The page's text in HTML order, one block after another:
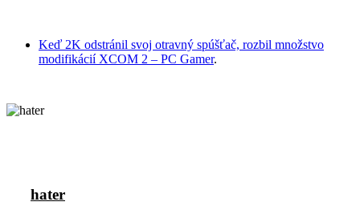
Keď 2K odstránil svoj otravný spúšťač, rozbil množstvo
modifikácií XCOM 2 – PC Gamer.
hater